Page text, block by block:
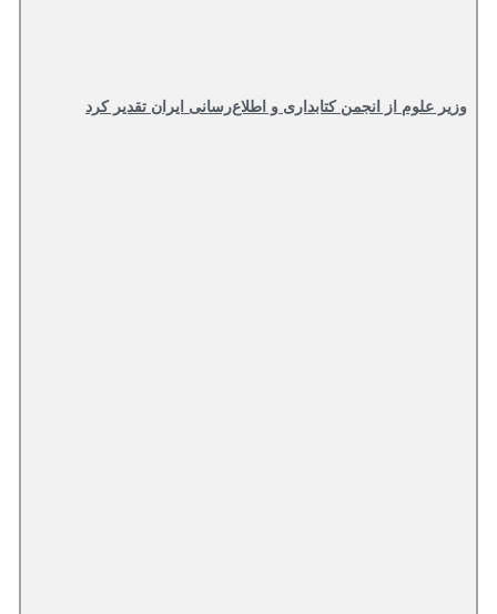
وزیر علوم از انجمن کتابداری و اطلاع‌رسانی ایران تقدیر کرد